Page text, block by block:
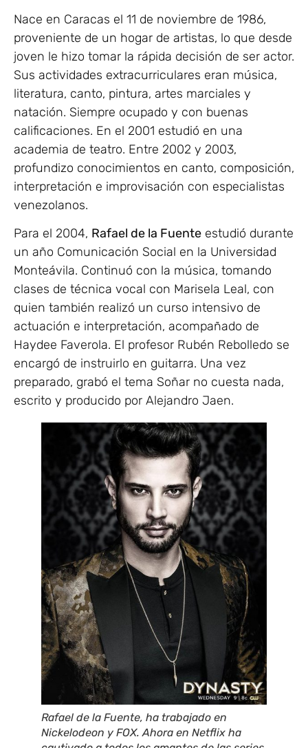
Nace en Caracas el 11 de noviembre de 1986,
proveniente de un hogar de artistas, lo que desde
joven le hizo tomar la rápida decisión de ser actor.
Sus actividades extracurriculares eran música,
literatura, canto, pintura, artes marciales y
natación. Siempre ocupado y con buenas
calificaciones. En el 2001 estudió en una
academia de teatro. Entre 2002 y 2003,
profundizo conocimientos en canto, composición,
interpretación e improvisación con especialistas
venezolanos.
Para el 2004, Rafael de la Fuente estudió durante
un año Comunicación Social en la Universidad
Monteávila. Continuó con la música, tomando
clases de técnica vocal con Marisela Leal, con
quien también realizó un curso intensivo de
actuación e interpretación, acompañado de
Haydee Faverola. El profesor Rubén Rebolledo se
encargó de instruirlo en guitarra. Una vez
preparado, grabó el tema Soñar no cuesta nada,
escrito y producido por Alejandro Jaen.
Rafael de la Fuente, ha trabajado en
Nickelodeon y FOX. Ahora en Netflix ha